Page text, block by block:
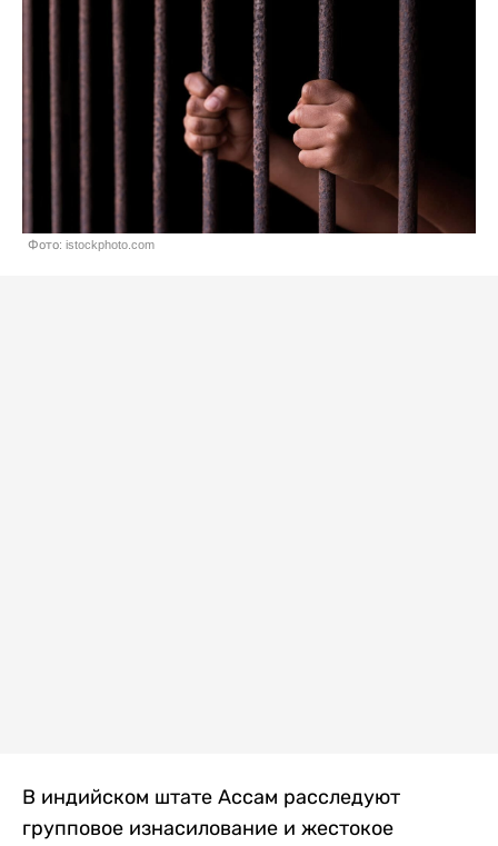
Фото: istockphoto.com
В индийском штате Ассам расследуют
групповое изнасилование и жестокое